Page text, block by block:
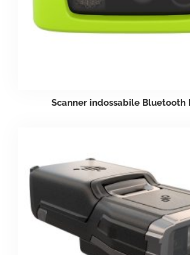
Scanner indossabile Bluetooth